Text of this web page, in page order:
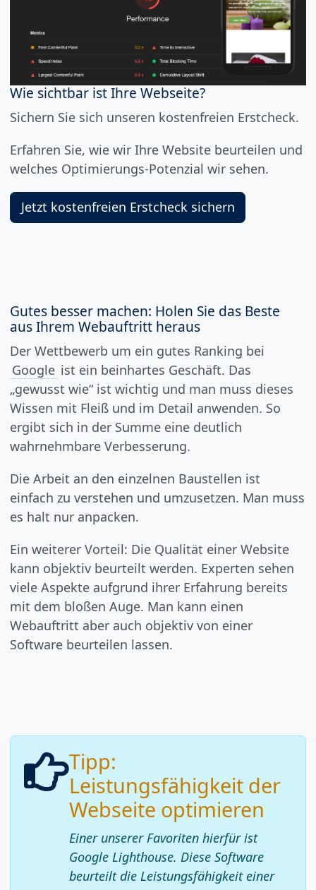
Wie sichtbar ist Ihre Webseite?
Sichern Sie sich unseren kostenfreien Erstcheck.
Erfahren Sie, wie wir Ihre Website beurteilen und
welches Optimierungs-Potenzial wir sehen.
Jetzt kostenfreien Erstcheck sichern
Gutes besser machen: Holen Sie das Beste
aus Ihrem Webauftritt heraus
Der Wettbewerb um ein gutes Ranking bei
Google ist ein beinhartes Geschäft. Das
„gewusst wie“ ist wichtig und man muss dieses
Wissen mit Fleiß und im Detail anwenden. So
ergibt sich in der Summe eine deutlich
wahrnehmbare Verbesserung.
Die Arbeit an den einzelnen Baustellen ist
einfach zu verstehen und umzusetzen. Man muss
es halt nur anpacken.
Ein weiterer Vorteil: Die Qualität einer Website
kann objektiv beurteilt werden. Experten sehen
viele Aspekte aufgrund ihrer Erfahrung bereits
mit dem bloßen Auge. Man kann einen
Webauftritt aber auch objektiv von einer
Software beurteilen lassen.
Tipp:
Leistungsfähigkeit der
Webseite optimieren
Einer unserer Favoriten hierfür ist
Google Lighthouse. Diese Software
beurteilt die Leistungsfähigkeit einer